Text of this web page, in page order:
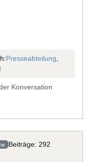
Presseabteilung
Konversation
Beiträge: 292